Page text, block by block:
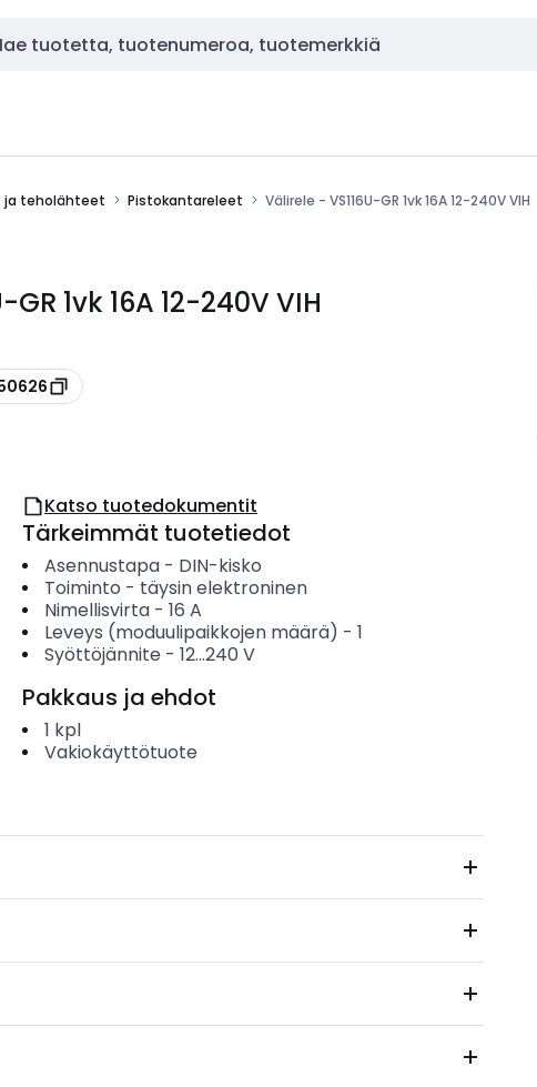
ja teholähteet Pistokantareleet Välirele - VS116U-GR 1vk 16A 12-240V VIH
GR 1vk 16A 12-240V VIH
Katso tuotedokumentit
Tärkeimmät tuotetiedot
Asennustapa- DIN-kisko
Toiminto - täysin elektroninen
Nimellisvirta- 16 A
Leveys (moduulipaikkojen määrä) - 1
Syöttöjännite - 12...240 V
Pakkaus ja ehdot
1 kpl
Vakiokäyttötuote